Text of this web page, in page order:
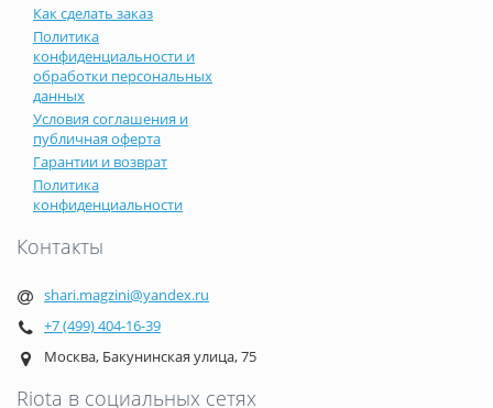
Как сделать заказ
Политика
конфиденциальности и
обработки персональных
данных
Условия соглашения и
публичная оферта
Гарантии и возврат
Политика
конфиденциальности
Контакты
shari.magzini@yandex.ru
+7 (499) 404-16-39
Москва, Бакунинская улица, 75
Riota в социальных сетях